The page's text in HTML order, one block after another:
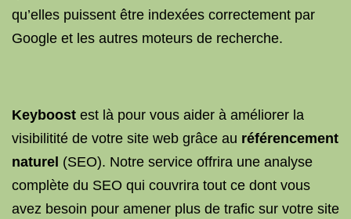
qu’elles puissent être indexées correctement par
Google et les autres moteurs de recherche.
Keyboost est là pour vous aider à améliorer la
visibilitité de votre site web grâce au référencement
naturel (SEO). Notre service offrira une analyse
complète du SEO qui couvrira tout ce dont vous
avez besoin pour amener plus de trafic sur votre site